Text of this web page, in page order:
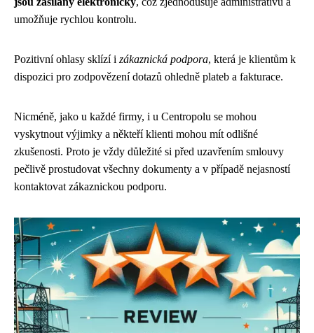
umožňuje rychlou kontrolu.
Pozitivní ohlasy sklízí i zákaznická podpora, která je klientům k
dispozici pro zodpovězení dotazů ohledně plateb a fakturace.
Nicméně, jako u každé firmy, i u Centropolu se mohou
vyskytnout výjimky a někteří klienti mohou mít odlišné
zkušenosti. Proto je vždy důležité si před uzavřením smlouvy
pečlivě prostudovat všechny dokumenty a v případě nejasností
kontaktovat zákaznickou podporu.